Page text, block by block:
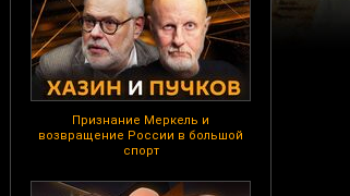
Признание Меркель и
возвращение России в большой
спорт